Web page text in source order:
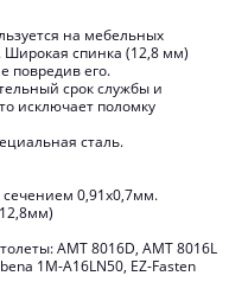
на мебельных
Широкая спинка (12,8 мм)
повредив его.
срок службы и
исключает поломку
сталь.
0,91х0,7мм.
AMT 8016D, AMT 8016L
1M-A16LN50, EZ-Fasten